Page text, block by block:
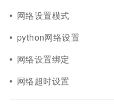
网络设置模式
python网络设置
网络设置绑定
网络超时设置